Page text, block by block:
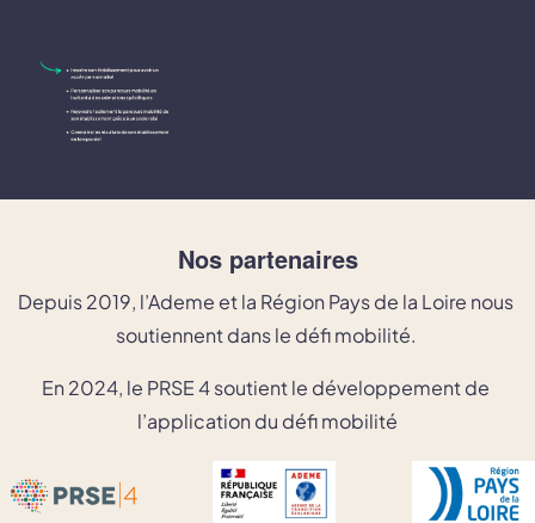
Nos partenaires
Depuis 2019, l’Ademe et la Région Pays de la Loire nous
soutiennent dans le défi mobilité.
En 2024, le PRSE 4 soutient le développement de
l’application du défi mobilité